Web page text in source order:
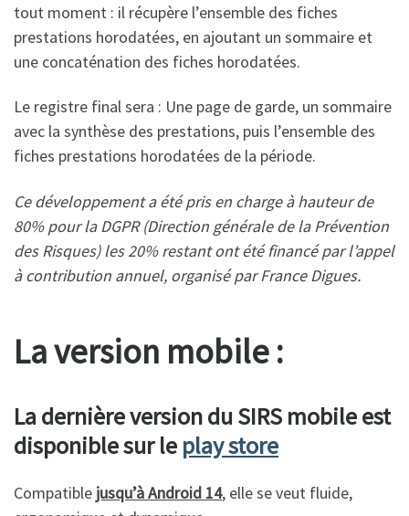
tout moment : il récupère l’ensemble des fiches
prestations horodatées, en ajoutant un sommaire et
une concaténation des fiches horodatées.
Le registre final sera : Une page de garde, un sommaire
avec la synthèse des prestations, puis l’ensemble des
fiches prestations horodatées de la période.
Ce développement a été pris en charge à hauteur de
80% pour la DGPR (Direction générale de la Prévention
des Risques) les 20% restant ont été financé par l’appel
à contribution annuel, organisé par France Digues.
La version mobile :
La dernière version du SIRS mobile est
disponible sur le play store
Compatible jusqu’àAndroid 14, elle se veut fluide,